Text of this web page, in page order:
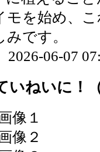
を始め、こ
です。
2026-06-07
いねいに！